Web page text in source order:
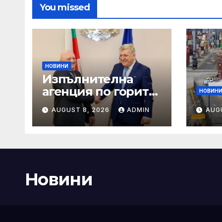
You missed
НОВИНИ
Изпълнителна
агенция по горите
| Новини
AUGUST 8, 2026 ADMIN
НОВИНИ
Новини